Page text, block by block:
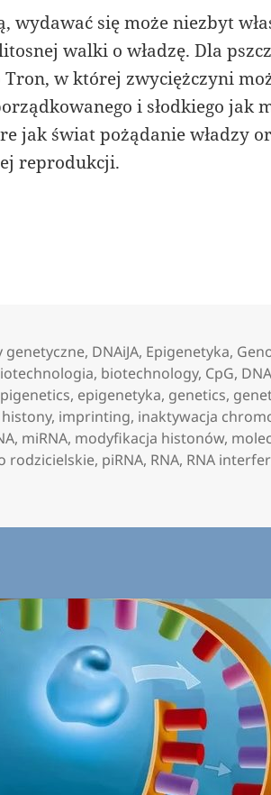
wydawać się może niezbyt
walki o władzę. Dla
w której zwyciężczyni
i słodkiego jak
jak świat pożądanie władzy
reprodukcji.
Gra o Tron
genetyczne, DNAiJA, Epigenetyka,
, biotechnology, CpG, DNA
, epigenetyka, genetics,
histony, imprinting, inaktywacja
, miRNA, modyfikacja histonów,
rodzicielskie, piRNA, RNA, RNA